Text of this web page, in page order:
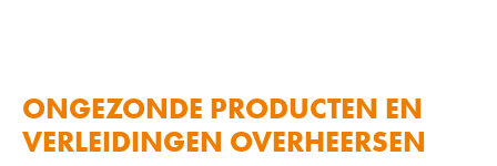
ONGEZONDE PRODUCTEN EN
VERLEIDINGEN OVERHEERSEN